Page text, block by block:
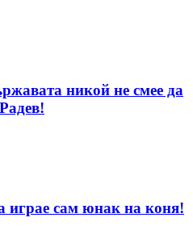
никой не смее да
играе сам юнак на коня!